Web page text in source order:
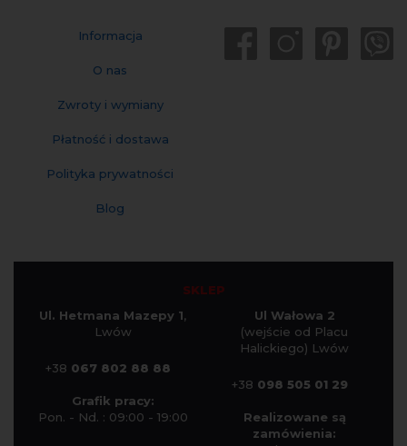
Informacja
O nas
Zwroty i wymiany
Płatność i dostawa
Polityka prywatności
Blog
SKLEP
Ul. Hetmana Mazepy 1,
Lwów
+38 067 802 88 88
Grafik pracy:
Pon. - Nd. : 09:00 - 19:00
Ul Wałowa 2
(wejście od Placu
Halickiego) Lwów
+38 098 505 01 29
Realizowane są
zamówienia: